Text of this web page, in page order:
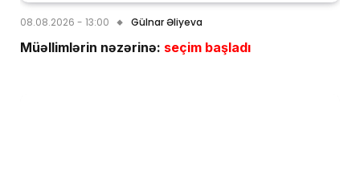
08.08.2026 - 13:00 Gülnar Əliyeva
Müəllimlərin nəzərinə: seçim başladı